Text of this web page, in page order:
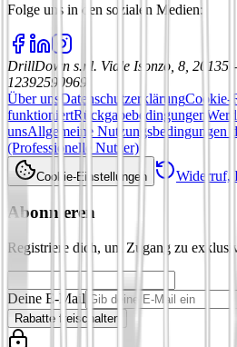
Folge uns in den sozialen Medien:
DrillDown s.r.l. Viale Isonzo, 8, 20135
12392590969
Über uns DatenschutzerklärungCookie-
funktioniertRückgabebedingungen
unsAllgemeine Nutzungsbedingungen
(Professionelle Nutzer)
Cookie-Einstellungen Widerruf,
Abonnieren
Registriere dich, um Zugang zu
Deine E-Mail
Rabatte freischalten